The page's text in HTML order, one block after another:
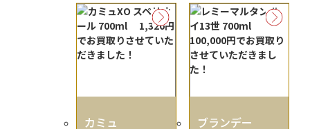
カミュ ブランデー